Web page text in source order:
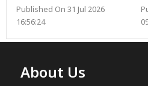
Published On 31 Jul 2026
16:56:24
About Us